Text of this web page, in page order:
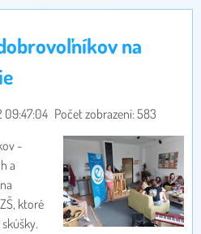
na
09:47:04 Počet zobrazení: 583
-
a
ktoré